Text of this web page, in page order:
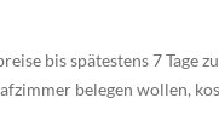
bis spätestens 7 Tage
belegen wollen,